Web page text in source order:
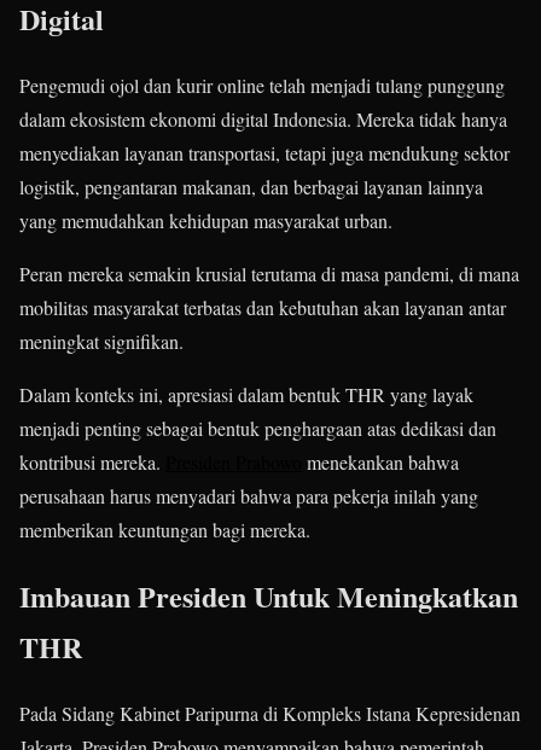
Digital
Pengemudi ojol dan kurir online telah menjadi tulang punggung
dalam ekosistem ekonomi digital Indonesia. Mereka tidak hanya
menyediakan layanan transportasi, tetapi juga mendukung sektor
logistik, pengantaran makanan, dan berbagai layanan lainnya
yang memudahkan kehidupan masyarakat urban.
Peran mereka semakin krusial terutama di masa pandemi, di mana
mobilitas masyarakat terbatas dan kebutuhan akan layanan antar
meningkat signifikan.
Dalam konteks ini, apresiasi dalam bentuk THR yang layak
menjadi penting sebagai bentuk penghargaan atas dedikasi dan
kontribusi mereka.
menekankan bahwa
perusahaan harus menyadari bahwa para pekerja inilah yang
memberikan keuntungan bagi mereka.
Imbauan Presiden Untuk Meningkatkan
THR
Pada Sidang Kabinet Paripurna di Kompleks Istana Kepresidenan